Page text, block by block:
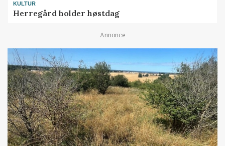
KULTUR
Herregård holder høstdag
Annonce